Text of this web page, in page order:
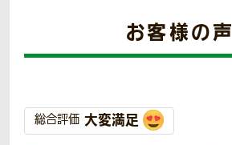
お客様の声
総合評価 大変満足